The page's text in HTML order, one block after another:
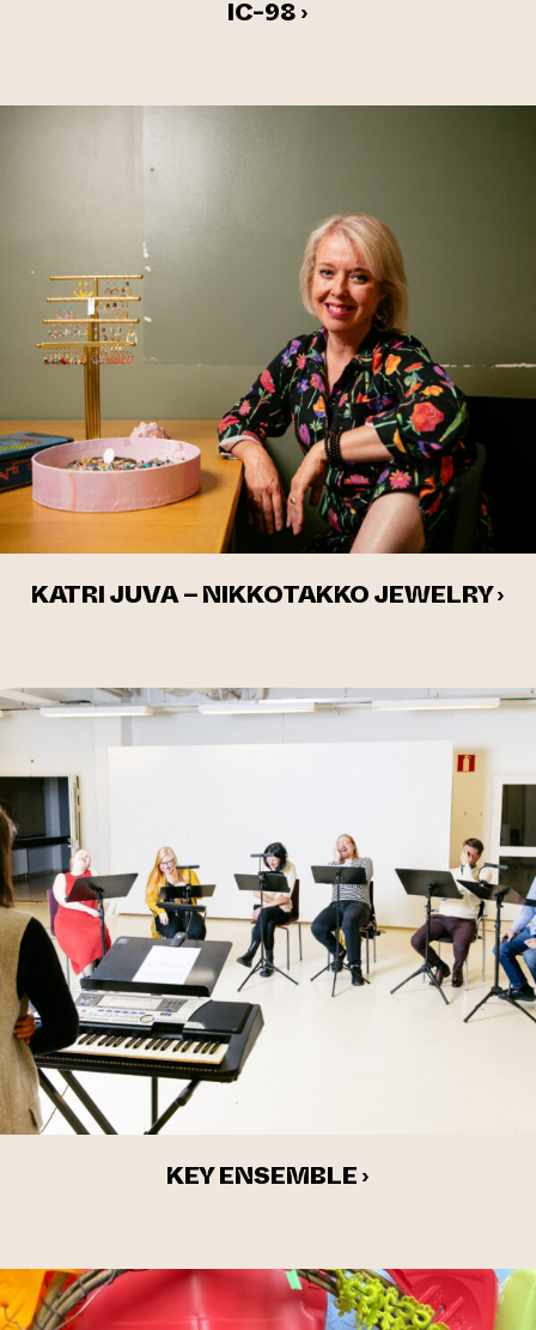
IC-98 ›
KATRI JUVA – NIKKOTAKKO JEWELRY ›
KEY ENSEMBLE ›